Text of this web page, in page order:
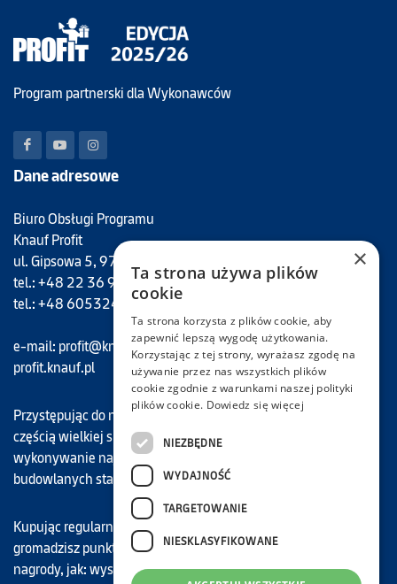
Program partnerski dla Wykonawców
Dane adresowe
Biuro Obsługi Programu
Knauf Profit
ul. Gipsowa 5, 97-427 Rogowiec
tel.: +48 22 36 95 632
tel.: +48 605324694
e-mail: profit@knauf.com
profit.knauf.pl
Przystępując do naszego programu, każdy Uczestnik staje się
częścią wielkiej społeczności Knauf Profit, dla której
wykonywanie najwyższej jakości prac remontowo-
budowlanych stało się zawodowym motto.
Kupując regularnie nasze najwyższej jakości materiały,
gromadzisz punkty, które możesz wymieniać na atrakcyjne
nagrody, jak: wyspecjalizowane narzędzia budowlane znanych
×
Ta strona używa plików
cookie
Ta strona korzysta z plików cookie, aby
zapewnić lepszą wygodę użytkowania.
Korzystając z tej strony, wyrażasz zgodę na
używanie przez nas wszystkich plików
cookie zgodnie z warunkami naszej polityki
plików cookie. Dowiedz się więcej
NIEZBĘDNE
WYDAJNOŚĆ
TARGETOWANIE
NIESKLASYFIKOWANE